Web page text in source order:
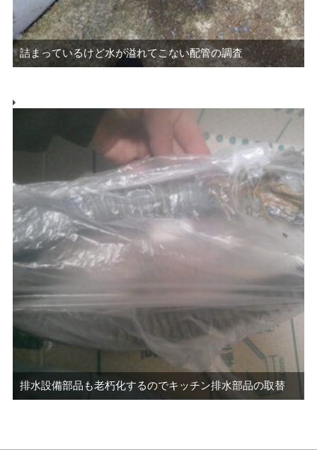
詰まっているけど水が溢れてこない配管の調査
排水設備部品も老朽化するのでキッチン排水部品の取替